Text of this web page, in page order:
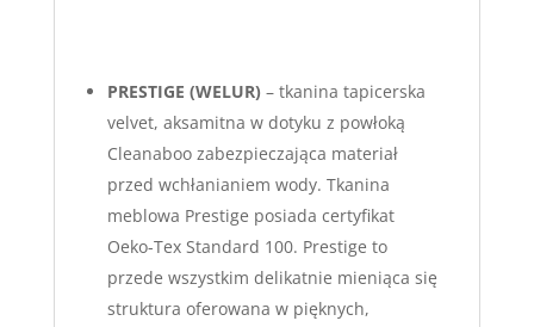
PRESTIGE (WELUR) – tkanina tapicerska
velvet, aksamitna w dotyku z powłoką
Cleanaboo zabezpieczająca materiał
przed wchłanianiem wody. Tkanina
meblowa Prestige posiada certyfikat
Oeko-Tex Standard 100. Prestige to
przede wszystkim delikatnie mieniąca się
struktura oferowana w pięknych,